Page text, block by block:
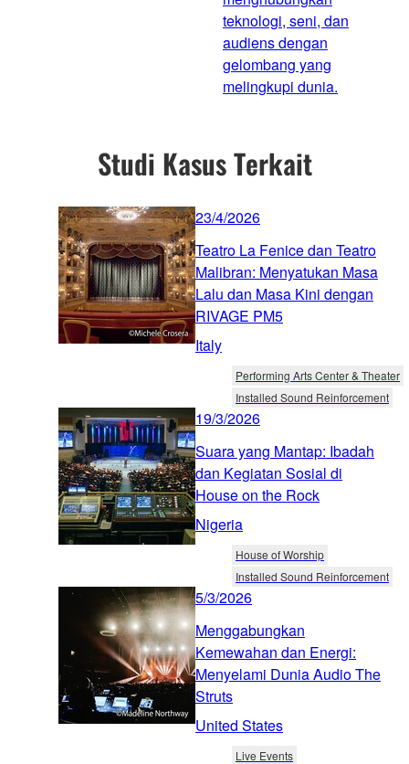
teknologi, seni, dan
audiens dengan
gelombang yang
melingkupi dunia.
Studi Kasus Terkait
23/4/2026
Teatro La Fenice dan Teatro
Malibran: Menyatukan Masa
Lalu dan Masa Kini dengan
RIVAGE PM5
Italy
Performing Arts Center & Theater
Installed Sound Reinforcement
19/3/2026
Suara yang Mantap: Ibadah
dan Kegiatan Sosial di
House on the Rock
Nigeria
House of Worship
Installed Sound Reinforcement
5/3/2026
Menggabungkan
Kemewahan dan Energi:
Menyelami Dunia Audio The
Struts
United States
Live Events